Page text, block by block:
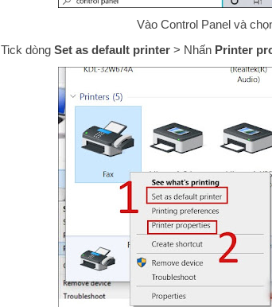
Vào Control Panel và
Tick dòng Set as default printer > Nhấn Printer